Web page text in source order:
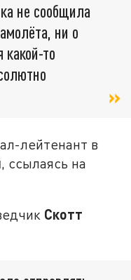
не сообщила
ни о
то
лейтенант в
, ссылаясь на
Скотт